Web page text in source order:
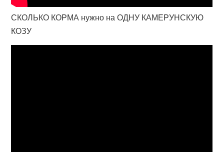
СКОЛЬКО КОРМА нужно на ОДНУ КАМЕРУНСКУЮ
КОЗУ